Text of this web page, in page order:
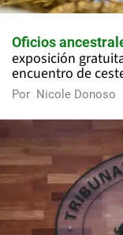
Oficios
exposición
encuentro de
Por Nicole Donoso